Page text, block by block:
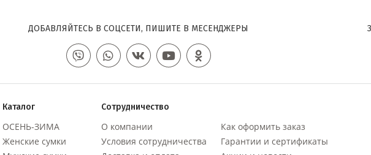
ДОБАВЛЯЙТЕСЬ В СОЦСЕТИ, ПИШИТЕ В МЕСЕНДЖЕРЫ
Каталог
ОСЕНЬ-ЗИМА
Женские сумки
Сотрудничество
О компании
Как оформить заказ
Условия сотрудничества
Гарантии и сертификаты